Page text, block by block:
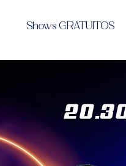
Shows GRATUITOS